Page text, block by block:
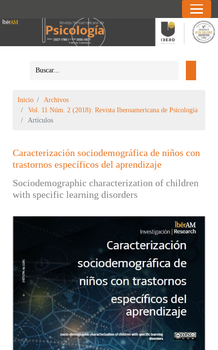
Inicio
Archivos
Vol. 11 Núm. 2 (2018): Revista Iberoamericana de Psicología
Artículos
Caracterización sociodemográfica de niños con
trastornos específicos del aprendizaje
Sociodemographic characterization of children
with specific learning disorders